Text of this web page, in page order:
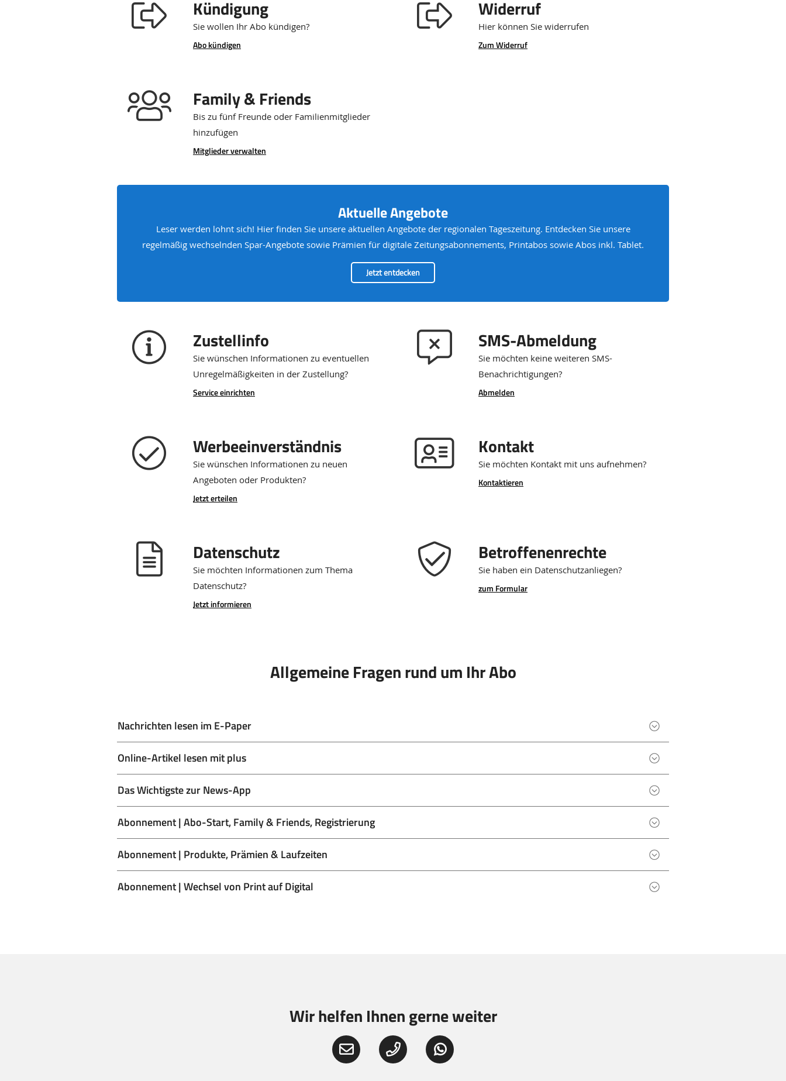
Kündigung
Sie wollen Ihr Abo kündigen?
Abo kündigen
Widerruf
Hier können Sie widerrufen
Zum Widerruf
Family & Friends
Bis zu fünf Freunde oder Familienmitglieder
hinzufügen
Mitglieder verwalten
Angebotsbereich
Aktuelle Angebote
Leser werden lohnt sich! Hier finden Sie unsere aktuellen Angebote der regionalen Tageszeitung. Entdecken Sie unsere
regelmäßig wechselnden Spar-Angebote sowie Prämien für digitale Zeitungsabonnements, Printabos sowie Abos inkl. Tablet.
Jetzt entdecken
Zustellinfo
Sie wünschen Informationen zu eventuellen
Unregelmäßigkeiten in der Zustellung?
Service einrichten
SMS-Abmeldung
Sie möchten keine weiteren SMS-
Benachrichtigungen?
Abmelden
Werbeeinverständnis
Sie wünschen Informationen zu neuen
Angeboten oder Produkten?
Jetzt erteilen
Kontakt
Sie möchten Kontakt mit uns aufnehmen?
Kontaktieren
Datenschutz
Sie möchten Informationen zum Thema
Datenschutz?
Jetzt informieren
Betroffenenrechte
Sie haben ein Datenschutzanliegen?
zum Formular
Allgemeine Fragen rund um Ihr Abo
Nachrichten lesen im E-Paper
Online-Artikel lesen mit plus
Das Wichtigste zur News-App
Abonnement | Abo-Start, Family & Friends, Registrierung
Abonnement | Produkte, Prämien & Laufzeiten
Abonnement | Wechsel von Print auf Digital
Wir helfen Ihnen gerne weiter